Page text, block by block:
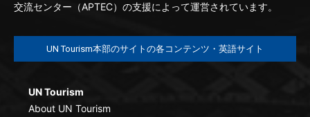
交流センター（APTEC）の支援によって運営されています。
UN Tourism本部のサイトの各コンテンツ・英語サイト
UN Tourism
About UN Tourism